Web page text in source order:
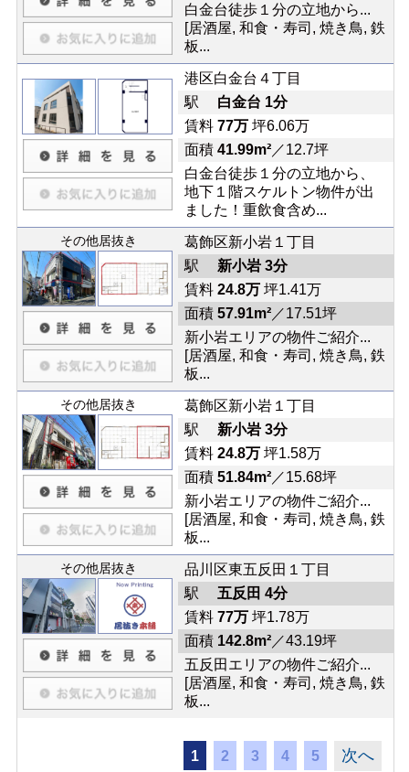
白金台徒歩１分の立地から...
[居酒屋, 和食・寿司, 焼き鳥, 鉄
板...
港区白金台４丁目
駅 白金台 1分
賃料 77万坪6.06万
面積 41.99m²／12.7坪
白金台徒歩１分の立地から、
地下１階スケルトン物件が出
ました！重飲食含め...
その他居抜き
葛飾区新小岩１丁目
駅 新小岩 3分
賃料 24.8万坪1.41万
面積 57.91m²／17.51坪
新小岩エリアの物件ご紹介...
[居酒屋, 和食・寿司, 焼き鳥, 鉄
板...
その他居抜き
葛飾区新小岩１丁目
駅 新小岩 3分
賃料 24.8万坪1.58万
面積 51.84m²／15.68坪
新小岩エリアの物件ご紹介...
[居酒屋, 和食・寿司, 焼き鳥, 鉄
板...
その他居抜き
品川区東五反田１丁目
駅 五反田 4分
賃料 77万坪1.78万
面積 142.8m²／43.19坪
五反田エリアの物件ご紹介...
[居酒屋, 和食・寿司, 焼き鳥, 鉄
板...
1 2 3 4 5 次へ